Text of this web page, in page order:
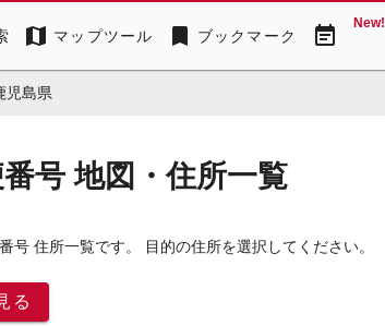
map マップツール bookmark ブックマーク event_note New!
児島県
号 地図・住所一覧
号 住所一覧です。 目的の住所を選択してください。
る